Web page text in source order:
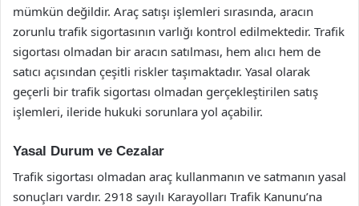
mümkün değildir. Araç satışı işlemleri sırasında, aracın
zorunlu trafik sigortasının varlığı kontrol edilmektedir. Trafik
sigortası olmadan bir aracın satılması, hem alıcı hem de
satıcı açısından çeşitli riskler taşımaktadır. Yasal olarak
geçerli bir trafik sigortası olmadan gerçekleştirilen satış
işlemleri, ileride hukuki sorunlara yol açabilir.
Yasal Durum ve Cezalar
Trafik sigortası olmadan araç kullanmanın ve satmanın yasal
sonuçları vardır. 2918 sayılı Karayolları Trafik Kanunu’na